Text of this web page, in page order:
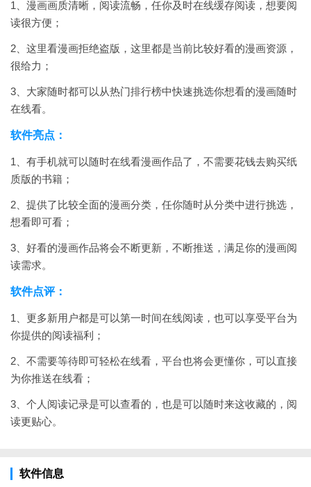
1、漫画画质清晰，阅读流畅，任你及时在线缓存阅读，想要阅
读很方便；
2、这里看漫画拒绝盗版，这里都是当前比较好看的漫画资源，
很给力；
3、大家随时都可以从热门排行榜中快速挑选你想看的漫画随时
在线看。
软件亮点：
1、有手机就可以随时在线看漫画作品了，不需要花钱去购买纸
质版的书籍；
2、提供了比较全面的漫画分类，任你随时从分类中进行挑选，
想看即可看；
3、好看的漫画作品将会不断更新，不断推送，满足你的漫画阅
读需求。
软件点评：
1、更多新用户都是可以第一时间在线阅读，也可以享受平台为
你提供的阅读福利；
2、不需要等待即可轻松在线看，平台也将会更懂你，可以直接
为你推送在线看；
3、个人阅读记录是可以查看的，也是可以随时来这收藏的，阅
读更贴心。
软件信息